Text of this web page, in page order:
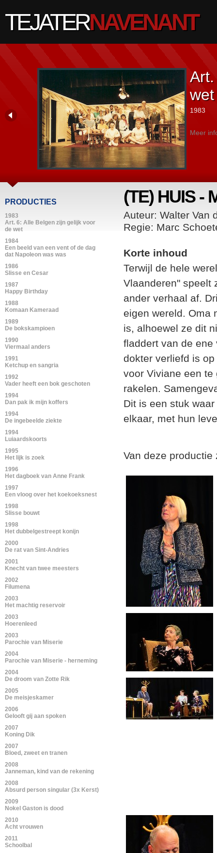
TEJATERNAVENANT
wet
1983
Meer
PRODUCTIES
1983
Art. 6: Alle Belgen zijn gelijk voor
de wet
1984
Een beeld van een vent of de dag
dat Napoleon was was
1986
Slisse en Cesar
1987
Happy Birthday
1988
Komaan Kameraad
1989
De bokskampioen
1990
Viermaal anders
1991
Ketchup en sangria
1992
Vader heeft een bok geschoten
1994
Dan pak ik mijn koffers
1994
De ingebeelde ziekte
1994
Luiaardskoorts
1995
Het lijk is zoek
1996
Het dagboek van Anne Frank
1997
Een vloog over het koekoeksnest
1998
Slisse bouwt
1998
Het dubbelgestreept konijn
2000
De rat van Sint-Andries
2001
Knecht van twee meesters
2002
Filumena
2003
Het machtig reservoir
2003
Hoerenleed
2003
Parochie van Miserie
2004
Parochie van Miserie - herneming
2004
De droom van Zotte Rik
2005
De meisjeskamer
2006
Gelooft gij aan spoken
2007
Koning Dik
2007
Bloed, zweet en tranen
2008
Janneman, kind van de rekening
2008
Absurd person singular (3x Kerst)
2009
Nokel Gaston is dood
2010
Acht vrouwen
2011
Schoolbal
(TE) HUIS -
Auteur: Walter Van
Regie: Marc
Korte inhoud
Terwijl de hele
Vlaanderen" speelt
ander verhaal af.
eigen wereld. Oma
is, alhoewel ze dit
fladdert van de
dokter verliefd is
voor Viviane een
rakelen.
Dit is een stuk
elkaar, met hun
Van deze